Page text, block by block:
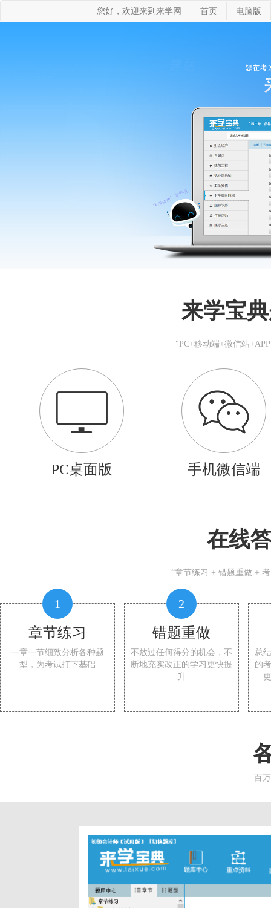
您好，欢迎来到来学网 首页 电脑版
来学宝
"PC+移动端+微信站
PC桌面版 手机微信端
在线
“章节练习 + 错题重做 +
1
章节练习
一章一节细致分析各种题
型，为考试打下基础
2
错题重做
不放过任何得分的机会，不
断地充实改正的学习更快提
升
总
的
百